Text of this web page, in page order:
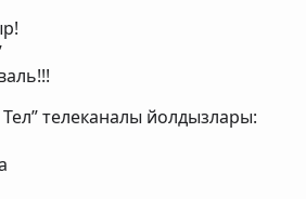
Тел” телеканалы йолдызлары: